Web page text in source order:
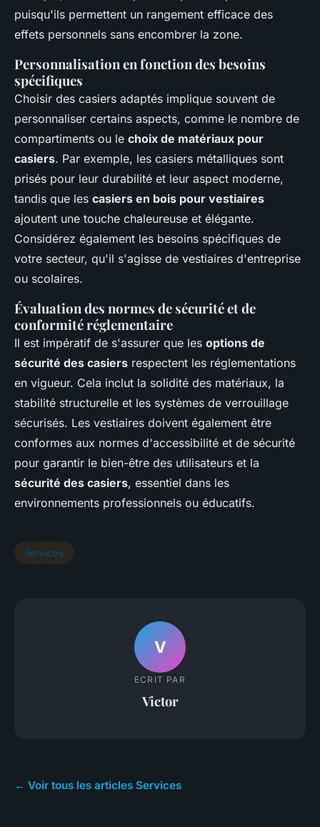
puisqu'ils permettent un rangement efficace des
effets personnels sans encombrer la zone.
Personnalisation en fonction des besoins
spécifiques
Choisir des casiers adaptés implique souvent de
personnaliser certains aspects, comme le nombre de
compartiments ou le choix de matériaux pour
casiers. Par exemple, les casiers métalliques sont
prisés pour leur durabilité et leur aspect moderne,
tandis que les casiers en bois pour vestiaires
ajoutent une touche chaleureuse et élégante.
Considérez également les besoins spécifiques de
votre secteur, qu'il s'agisse de vestiaires d'entreprise
ou scolaires.
Évaluation des normes de sécurité et de
conformité réglementaire
Il est impératif de s'assurer que les options de
sécurité des casiers respectent les réglementations
en vigueur. Cela inclut la solidité des matériaux, la
stabilité structurelle et les systèmes de verrouillage
sécurisés. Les vestiaires doivent également être
conformes aux normes d'accessibilité et de sécurité
pour garantir le bien-être des utilisateurs et la
sécurité des casiers, essentiel dans les
environnements professionnels ou éducatifs.
Services
V
ECRIT PAR
Victor
← Voir tous les articles Services